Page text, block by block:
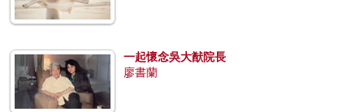
一起懷念吳大猷院長
廖書蘭